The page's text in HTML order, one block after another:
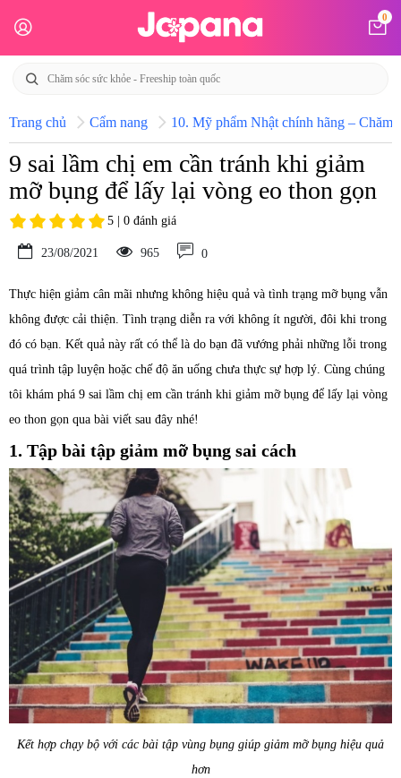
0
Trang chủ Cẩm nang 10. Mỹ phẩm Nhật chính hãng – Chăm
9 sai lầm chị em cần tránh khi giảm
mỡ bụng để lấy lại vòng eo thon gọn
5 | 0 đánh giá
23/08/2021 965 0
Thực hiện giảm cân mãi nhưng không hiệu quả và tình trạng mỡ bụng vẫn
không được cải thiện. Tình trạng diễn ra với không ít người, đôi khi trong
đó có bạn. Kết quả này rất có thể là do bạn đã vướng phải những lỗi trong
quá trình tập luyện hoặc chế độ ăn uống chưa thực sự hợp lý. Cùng chúng
tôi khám phá 9 sai lầm chị em cần tránh khi giảm mỡ bụng để lấy lại vòng
eo thon gọn qua bài viết sau đây nhé!
1. Tập bài tập giảm mỡ bụng sai cách
Kết hợp chạy bộ với các bài tập vùng bụng giúp giảm mỡ bụng hiệu quả
hơn